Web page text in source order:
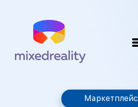
Маркетплейс